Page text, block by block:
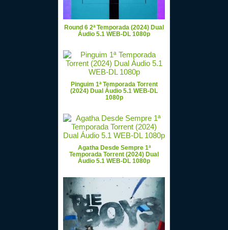
Round 6 2ª Temporada (2024) Dual
Áudio 5.1 WEB-DL 1080p
Pinguim 1ª Temporada Torrent
(2024) Dual Áudio 5.1 WEB-DL
1080p
Agatha Desde Sempre 1ª
Temporada Torrent (2024) Dual
Áudio 5.1 WEB-DL 1080p